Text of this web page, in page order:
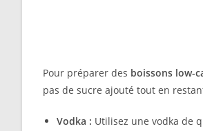
Pour préparer des boissons low-
pas de sucre ajouté tout en
Vodka : Utilisez une vodka de